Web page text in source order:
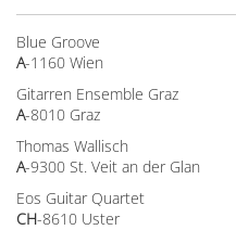
Blue Groove
A-1160 Wien
Gitarren Ensemble Graz
A-8010 Graz
Thomas Wallisch
A-9300 St. Veit an der Glan
Eos Guitar Quartet
CH-8610 Uster